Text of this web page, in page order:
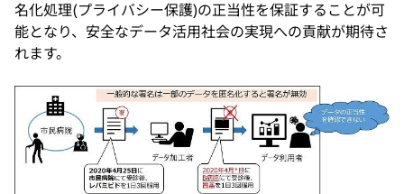
名化処理(プライバシー保護)の正当性を保証することが可
能となり、安全なデータ活用社会の実現への貢献が期待さ
れます。